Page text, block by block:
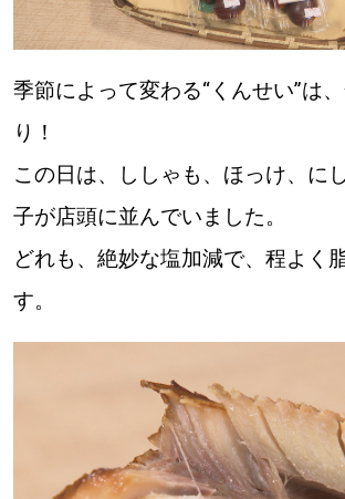
季節によって変わる“くんせい”は
り！
この日は、ししゃも、ほっけ、に
子が店頭に並んでいました。
どれも、絶妙な塩加減で、程よく
す。